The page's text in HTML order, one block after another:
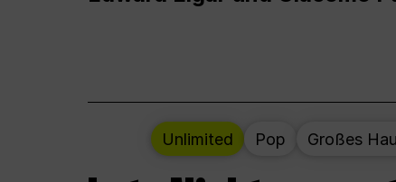
Unlimited Pop Großes